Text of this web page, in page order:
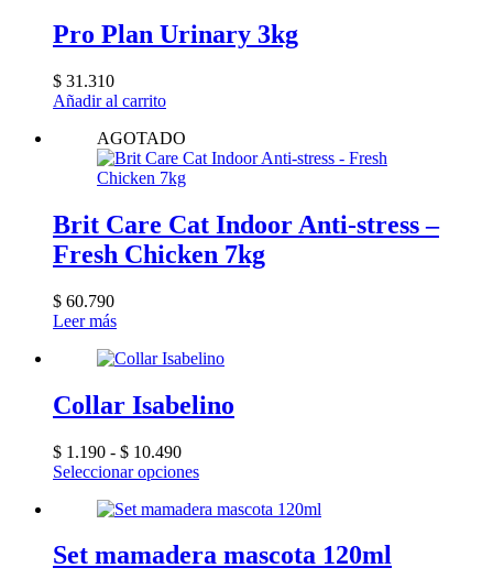
Pro Plan Urinary 3kg
$ 31.310
Añadir al carrito
AGOTADO
Brit Care Cat Indoor Anti-stress –
Fresh Chicken 7kg
$ 60.790
Leer más
Collar Isabelino
$ 1.190 - $ 10.490Rango
de
desde
hasta
$ 10.490
Seleccionar opcionesEste
tiene
variantes.
Las
Set mamadera mascota 120ml